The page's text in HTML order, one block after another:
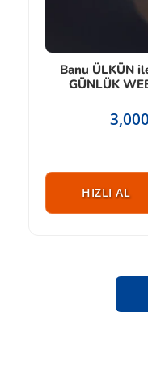
Banu ÜLKÜN
GÜNLÜK
3,000
HIZLI AL